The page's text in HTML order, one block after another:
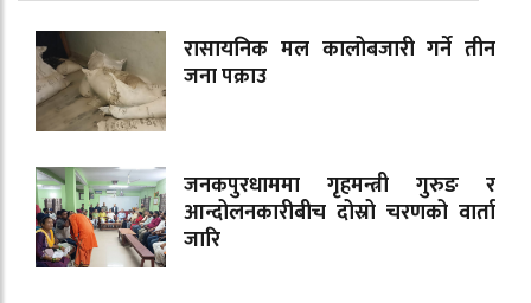
रासायनिक मल कालोबजारी गर्ने तीन
जना पक्राउ
जनकपुरधाममा गृहमन्त्री गुरुङ र
आन्दोलनकारीबीच दोस्रो चरणको वार्ता
जारि